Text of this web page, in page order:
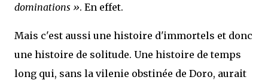
dominations ». En effet.
Mais c'est aussi une histoire d'immortels et donc
une histoire de solitude. Une histoire de temps
long qui, sans la vilenie obstinée de Doro, aurait